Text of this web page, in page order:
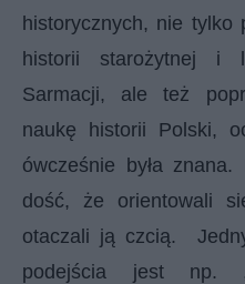
historycznych, nie tylko
historii starożytnej i
Sarmacji, ale też
naukę historii Polski,
ówcześnie była
dość, że orientowali
otaczali ją czcią.
podejścia jest np.